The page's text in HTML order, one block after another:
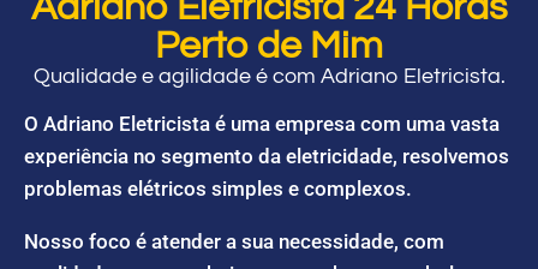
Perto de Mim
Qualidade e agilidade é com Adriano Eletricista.
O Adriano Eletricista é uma empresa com uma vasta
experiência no segmento da eletricidade, resolvemos
problemas elétricos simples e complexos.
Nosso foco é atender a sua necessidade, com